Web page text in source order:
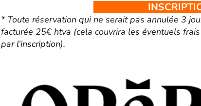
* Toute réservation qui ne serait pas annulée 3
facturée 25€ htva (cela couvrira les éventuels
par l’inscription).